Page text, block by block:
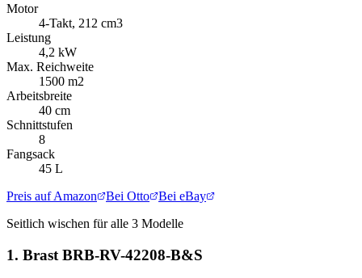
Motor
4-Takt, 212 cm3
Leistung
4,2 kW
Max. Reichweite
1500 m2
Arbeitsbreite
40 cm
Schnittstufen
8
Fangsack
45 L
Preis auf Amazon
Bei Otto
Bei eBay
Seitlich wischen für alle 3 Modelle
1. Brast BRB-RV-42208-B&S